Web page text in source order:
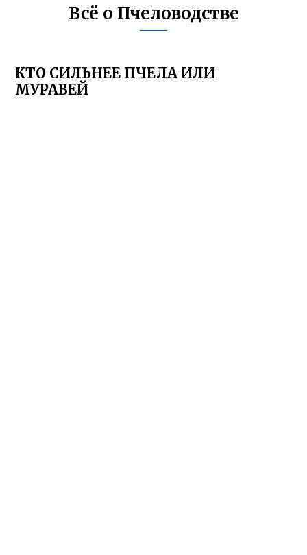
Всё о Пчеловодстве
КТО СИЛЬНЕЕ ПЧЕЛА ИЛИ
МУРАВЕЙ